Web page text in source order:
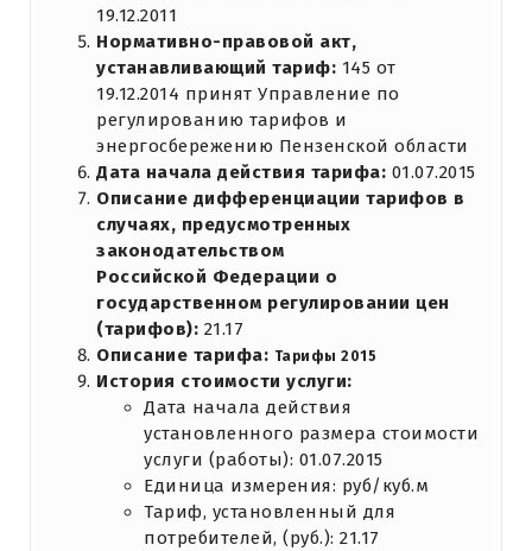
19.12.2011
Нормативно-правовой акт,
устанавливающий тариф: 145 от
19.12.2014 принят Управление по
регулированию тарифов и
энергосбережению Пензенской области
Дата начала действия тарифа: 01.07.2015
Описание дифференциации тарифов в
случаях, предусмотренных
законодательством
Российской Федерации о
государственном регулировании цен
(тарифов): 21.17
Описание тарифа: Тарифы 2015
История стоимости услуги:
Дата начала действия
установленного размера стоимости
услуги (работы): 01.07.2015
Единица измерения: руб/куб.м
Тариф, установленный для
потребителей, (руб.): 21.17